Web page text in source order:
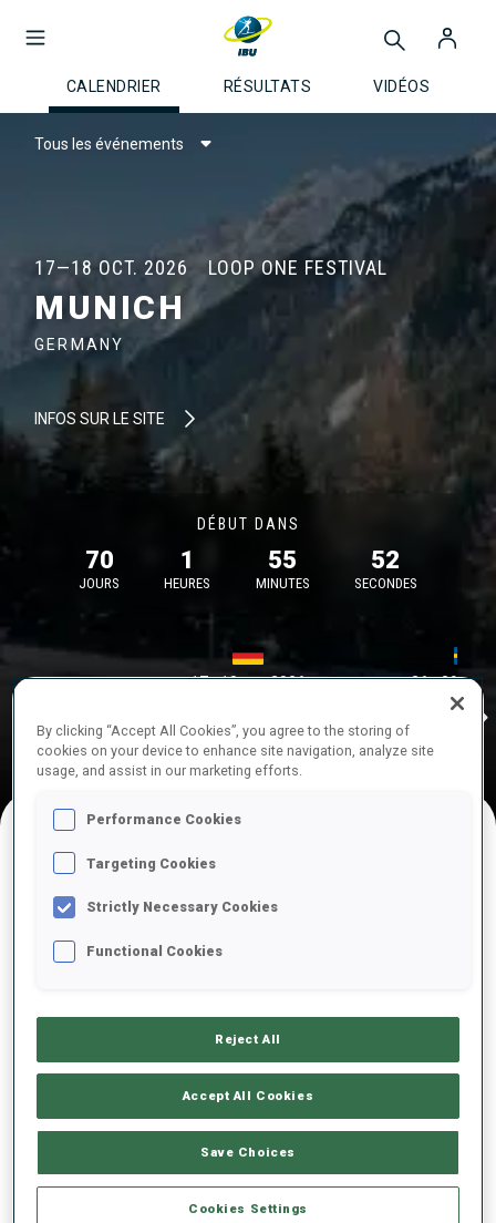
CALENDRIER RÉSULTATS VIDÉOS
Tous les événements
17—18 OCT. 2026 LOOP ONE FESTIVAL
MUNICH
GERMANY
INFOS SUR LE SITE
DÉBUT DANS
70
JOURS
1
HEURES
55
MINUTES
52
SECONDES
17—18 oct. 2026
26—29 nov.
IDREIdre
COMPÉTITIONS À VENIR
17
SUPER SPRINT QUAL. FEMMES
Programmé
sam.10:20
SUPER SPRINT QUAL. HOMMES
Programmé
By clicking “Accept All Cookies”, you agree to the storing of
cookies on your device to enhance site navigation, analyze site
usage, and assist in our marketing efforts.
Performance Cookies
Targeting Cookies
Strictly Necessary Cookies
Functional Cookies
Reject All
Accept All Cookies
Save Choices
Cookies Settings